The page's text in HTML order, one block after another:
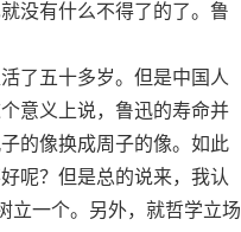
没有什么不得了的了。鲁
了五十多岁。但是中国人
意义上说，鲁迅的寿命并
的像换成周子的像。如此
呢？但是总的说来，我认
立一个。另外，就哲学立场